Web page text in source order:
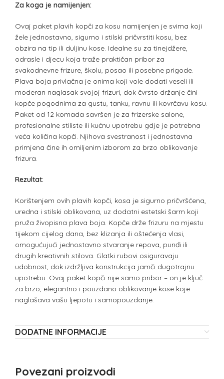
Za koga je namijenjen:
Ovaj paket plavih kopči za kosu namijenjen je svima koji
žele jednostavno, sigurno i stilski pričvrstiti kosu, bez
obzira na tip ili duljinu kose. Idealne su za tinejdžere,
odrasle i djecu koja traže praktičan pribor za
svakodnevne frizure, školu, posao ili posebne prigode.
Plava boja privlačna je onima koji vole dodati veseli ili
moderan naglasak svojoj frizuri, dok čvrsto držanje čini
kopče pogodnima za gustu, tanku, ravnu ili kovrčavu kosu.
Paket od 12 komada savršen je za frizerske salone,
profesionalne stiliste ili kućnu upotrebu gdje je potrebna
veća količina kopči. Njihova svestranost i jednostavna
primjena čine ih omiljenim izborom za brzo oblikovanje
frizura.
Rezultat:
Korištenjem ovih plavih kopči, kosa je sigurno pričvršćena,
uredna i stilski oblikovana, uz dodatni estetski šarm koji
pruža živopisna plava boja. Kopče drže frizuru na mjestu
tijekom cijelog dana, bez klizanja ili oštećenja vlasi,
omogućujući jednostavno stvaranje repova, punđi ili
drugih kreativnih stilova. Glatki rubovi osiguravaju
udobnost, dok izdržljiva konstrukcija jamči dugotrajnu
upotrebu. Ovaj paket kopči nije samo pribor – on je ključ
za brzo, elegantno i pouzdano oblikovanje kose koje
naglašava vašu ljepotu i samopouzdanje.
DODATNE INFORMACIJE
Povezani proizvodi